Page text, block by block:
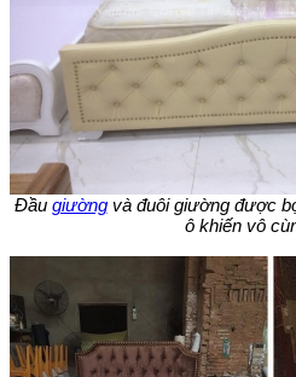
Đầu giườngvà đuôi giường được
ô khiến vô